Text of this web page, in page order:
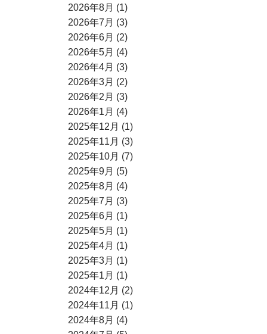
2026年8月 (1)
2026年7月 (3)
2026年6月 (2)
2026年5月 (4)
2026年4月 (3)
2026年3月 (2)
2026年2月 (3)
2026年1月 (4)
2025年12月 (1)
2025年11月 (3)
2025年10月 (7)
2025年9月 (5)
2025年8月 (4)
2025年7月 (3)
2025年6月 (1)
2025年5月 (1)
2025年4月 (1)
2025年3月 (1)
2025年1月 (1)
2024年12月 (2)
2024年11月 (1)
2024年8月 (4)